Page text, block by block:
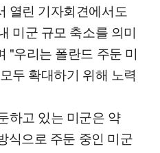
열린 기자회견에서도
미군 규모 축소를 의미
"우리는 폴란드 주둔 미
두 확대하기 위해 노력
하고 있는 미군은 약
식으로 주둔 중인 미군